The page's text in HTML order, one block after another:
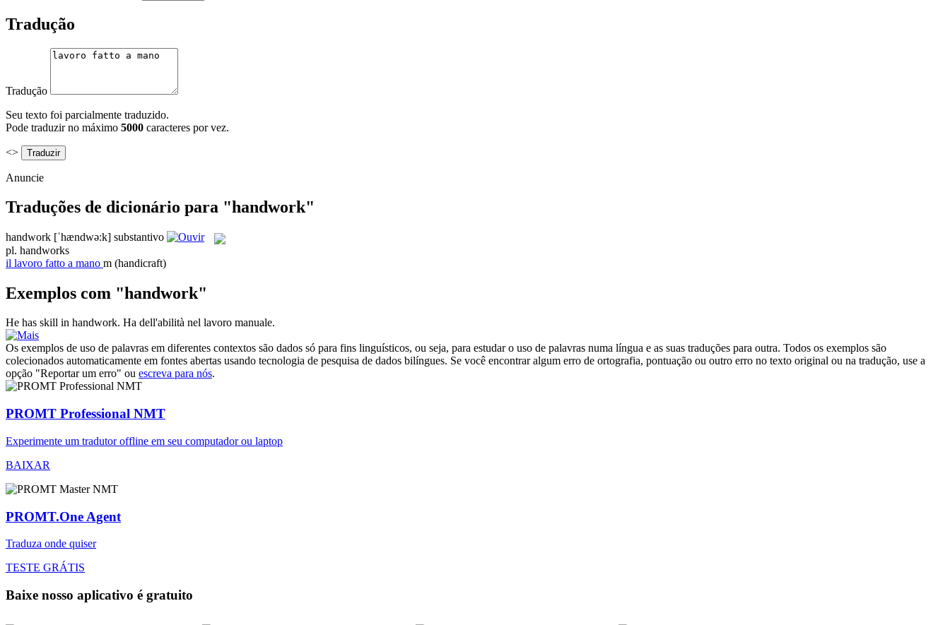
Tradução
Tradução
Seu texto foi parcialmente traduzido.
Pode traduzir no máximo 5000 caracteres por vez.
<>
Anuncie
Traduções de dicionário para "handwork"
handwork [ˈhændwə:k] substantivo
pl. handworks
il lavoro fatto a mano m (handicraft)
Exemplos com "handwork"
He has skill in handwork. Ha dell'abilità nel lavoro manuale.
Os exemplos de uso de palavras em diferentes contextos são dados só para fins linguísticos, ou seja, para estudar o uso de palavras numa língua e as suas traduções para outra. Todos os exemplos são
colecionados automaticamente em fontes abertas usando tecnologia de pesquisa de dados bilíngues. Se você encontrar algum erro de ortografia, pontuação ou outro erro no texto original ou na tradução, use a
opção "Reportar um erro" ou escreva para nós.
PROMT Professional NMT
Experimente um tradutor offline em seu computador ou laptop
BAIXAR
PROMT.One Agent
Traduza onde quiser
TESTE GRÁTIS
Baixe nosso aplicativo é gratuito